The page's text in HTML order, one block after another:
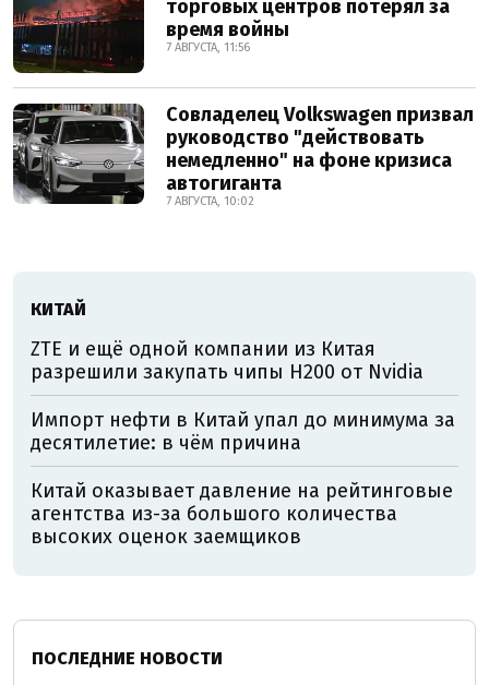
торговых центров потерял за
время войны
7 АВГУСТА, 11:56
Совладелец Volkswagen призвал
руководство "действовать
немедленно" на фоне кризиса
автогиганта
7 АВГУСТА, 10:02
КИТАЙ
ZTE и ещё одной компании из Китая
разрешили закупать чипы H200 от Nvidia
Импорт нефти в Китай упал до минимума за
десятилетие: в чём причина
Китай оказывает давление на рейтинговые
агентства из-за большого количества
высоких оценок заемщиков
ПОСЛЕДНИЕ НОВОСТИ